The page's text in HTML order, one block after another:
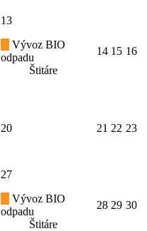
13
Vývoz BIO
odpadu
Štitáre
14 15 16
20 21 22 23
27
Vývoz BIO
odpadu
Štitáre
28 29 30